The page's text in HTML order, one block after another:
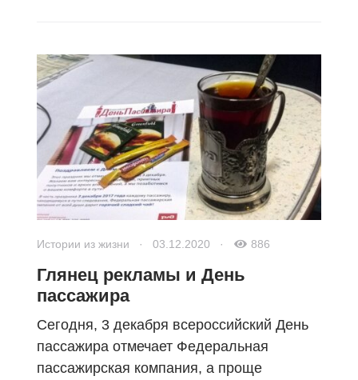
Истории из жизни · 03.12.2020 · 886
Глянец рекламы и День
пассажира
Сегодня, 3 декабря всероссийский День
пассажира отмечает Федеральная
пассажирская компания, а проще